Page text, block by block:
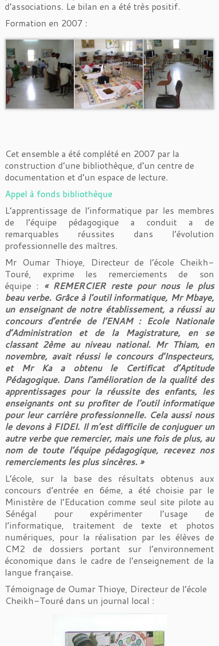
d’associations. Le bilan en a été très positif.
Formation en 2007 :
Cet ensemble a été complété en 2007 par la
construction d’une bibliothèque, d’un centre de
documentation et d’un espace de lecture.
Appel à fonds bibliothèque
L’apprentissage de l’informatique par les membres
de l’équipe pédagogique a conduit a de
remarquables réussites dans l’évolution
professionnelle des maîtres.
Mr Oumar Thioye, Directeur de l’école Cheikh-
Touré, exprime les remerciements de son
équipe : « REMERCIER reste pour nous le plus
beau verbe. Grâce à l’outil informatique, Mr Mbaye,
un enseignant de notre établissement, a réussi au
concours d’entrée de l’ENAM : Ecole Nationale
d’Administration et de la Magistrature, en se
classant 2ème au niveau national. Mr Thiam, en
novembre, avait réussi le concours d’Inspecteurs,
et Mr Ka a obtenu le Certificat d’Aptitude
Pédagogique. Dans l’amélioration de la qualité des
apprentissages pour la réussite des enfants, les
enseignants ont su profiter de l’outil informatique
pour leur carrière professionnelle. Cela aussi nous
le devons à FIDEI. Il m’est difficile de conjuguer un
autre verbe que remercier, mais une fois de plus, au
nom de toute l’équipe pédagogique, recevez nos
remerciements les plus sincères. »
L’école, sur la base des résultats obtenus aux
concours d’entrée en 6éme, a été choisie par le
Ministère de l’Education comme seul site pilote au
Sénégal pour expérimenter l’usage de
l’informatique, traitement de texte et photos
numériques, pour la réalisation par les élèves de
CM2 de dossiers portant sur l’environnement
économique dans le cadre de l’enseignement de la
langue française.
Témoignage de Oumar Thioye, Directeur de l’école
Cheikh-Touré dans un journal local :